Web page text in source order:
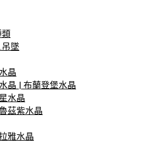
類
墜
晶
晶 | 布蘭登堡水晶
水晶
茲紫水晶
雅水晶